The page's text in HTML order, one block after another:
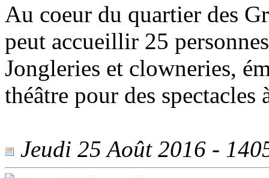
Au coeur du quartier des
peut accueillir 25
Jongleries et clowneries,
théâtre pour des
Jeudi 25 Août 2016 -